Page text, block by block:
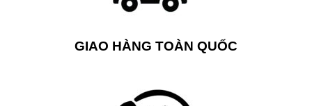
GIAO HÀNG TOÀN QUỐC